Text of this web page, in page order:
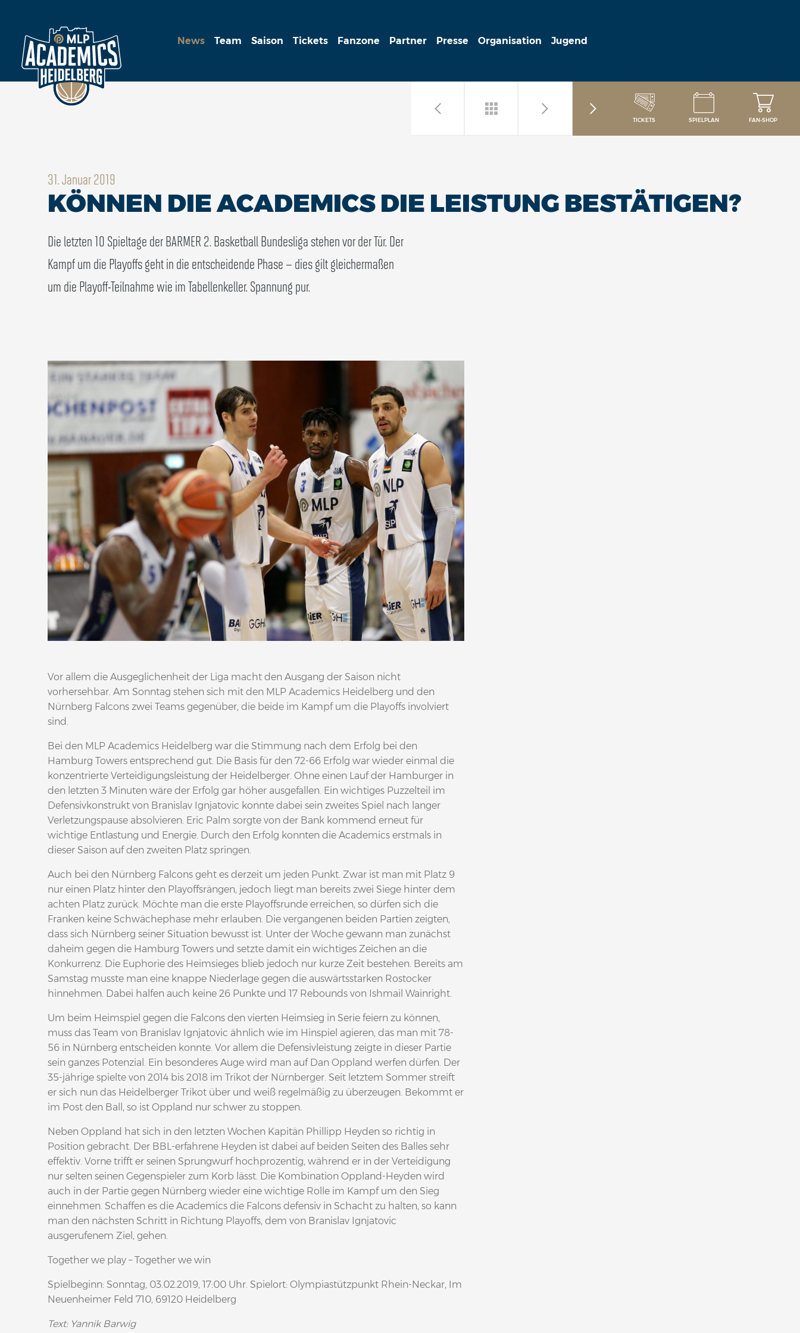
News Team Saison Tickets Fanzone Partner Presse Organisation Jugend
TICKETS SPIELPLAN FAN-SHOP
31. Januar 2019
KÖNNEN DIE ACADEMICS DIE LEISTUNG BESTÄTIGEN?
Die letzten 10 Spieltage der BARMER 2. Basketball Bundesliga stehen vor der Tür. Der
Kampf um die Playoffs geht in die entscheidende Phase – dies gilt gleichermaßen
um die Playoff-Teilnahme wie im Tabellenkeller. Spannung pur.
Vor allem die Ausgeglichenheit der Liga macht den Ausgang der Saison nicht
vorhersehbar. Am Sonntag stehen sich mit den MLP Academics Heidelberg und den
Nürnberg Falcons zwei Teams gegenüber, die beide im Kampf um die Playoffs involviert
sind.
Bei den MLP Academics Heidelberg war die Stimmung nach dem Erfolg bei den
Hamburg Towers entsprechend gut. Die Basis für den 72-66 Erfolg war wieder einmal die
konzentrierte Verteidigungsleistung der Heidelberger. Ohne einen Lauf der Hamburger in
den letzten 3 Minuten wäre der Erfolg gar höher ausgefallen. Ein wichtiges Puzzelteil im
Defensivkonstrukt von Branislav Ignjatovic konnte dabei sein zweites Spiel nach langer
Verletzungspause absolvieren. Eric Palm sorgte von der Bank kommend erneut für
wichtige Entlastung und Energie. Durch den Erfolg konnten die Academics erstmals in
dieser Saison auf den zweiten Platz springen.
Auch bei den Nürnberg Falcons geht es derzeit um jeden Punkt. Zwar ist man mit Platz 9
nur einen Platz hinter den Playoffsrängen, jedoch liegt man bereits zwei Siege hinter dem
achten Platz zurück. Möchte man die erste Playoffsrunde erreichen, so dürfen sich die
Franken keine Schwächephase mehr erlauben. Die vergangenen beiden Partien zeigten,
dass sich Nürnberg seiner Situation bewusst ist. Unter der Woche gewann man zunächst
daheim gegen die Hamburg Towers und setzte damit ein wichtiges Zeichen an die
Konkurrenz. Die Euphorie des Heimsieges blieb jedoch nur kurze Zeit bestehen. Bereits am
Samstag musste man eine knappe Niederlage gegen die auswärtsstarken Rostocker
hinnehmen. Dabei halfen auch keine 26 Punkte und 17 Rebounds von Ishmail Wainright.
Um beim Heimspiel gegen die Falcons den vierten Heimsieg in Serie feiern zu können,
muss das Team von Branislav Ignjatovic ähnlich wie im Hinspiel agieren, das man mit 78-
56 in Nürnberg entscheiden konnte. Vor allem die Defensivleistung zeigte in dieser Partie
sein ganzes Potenzial. Ein besonderes Auge wird man auf Dan Oppland werfen dürfen. Der
35-jährige spielte von 2014 bis 2018 im Trikot der Nürnberger. Seit letztem Sommer streift
er sich nun das Heidelberger Trikot über und weiß regelmäßig zu überzeugen. Bekommt er
im Post den Ball, so ist Oppland nur schwer zu stoppen.
Neben Oppland hat sich in den letzten Wochen Kapitän Phillipp Heyden so richtig in
Position gebracht. Der BBL-erfahrene Heyden ist dabei auf beiden Seiten des Balles sehr
effektiv. Vorne trifft er seinen Sprungwurf hochprozentig, während er in der Verteidigung
nur selten seinen Gegenspieler zum Korb lässt. Die Kombination Oppland-Heyden wird
auch in der Partie gegen Nürnberg wieder eine wichtige Rolle im Kampf um den Sieg
einnehmen. Schaffen es die Academics die Falcons defensiv in Schacht zu halten, so kann
man den nächsten Schritt in Richtung Playoffs, dem von Branislav Ignjatovic
ausgerufenem Ziel, gehen.
Together we play – Together we win
Spielbeginn: Sonntag, 03.02.2019, 17:00 Uhr. Spielort: Olympiastützpunkt Rhein-Neckar, Im
Neuenheimer Feld 710, 69120 Heidelberg
Text: Yannik Barwig